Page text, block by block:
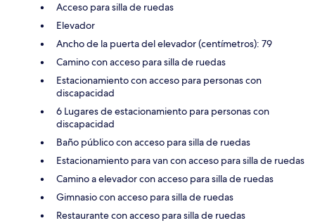
Acceso para silla de ruedas
Elevador
Ancho de la puerta del elevador (centímetros): 79
Camino con acceso para silla de ruedas
Estacionamiento con acceso para personas con
discapacidad
6 Lugares de estacionamiento para personas con
discapacidad
Baño público con acceso para silla de ruedas
Estacionamiento para van con acceso para silla de ruedas
Camino a elevador con acceso para silla de ruedas
Gimnasio con acceso para silla de ruedas
Restaurante con acceso para silla de ruedas